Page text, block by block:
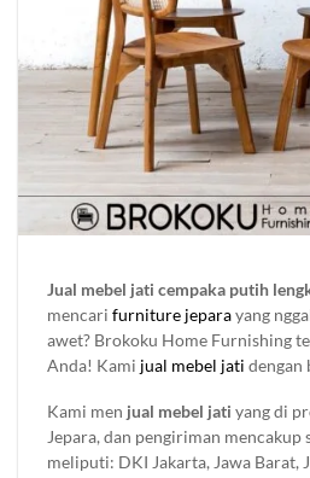
Jual mebel jati cempaka putih
mencari furniture jeparayang
awet? Brokoku Home Furnishing
Anda! Kami jual mebel jati dengan
atau proyek besar? Kami punya
kayu yang bisa di sesuaikan dengan
Anda. Kami paham kalau furniture
Kami men jual mebel jati yang di
Jepara, dan pengiriman mencakup
meliputi: DKI Jakarta, Jawa Barat,